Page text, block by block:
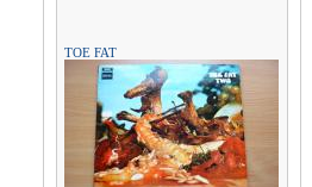
TOE FAT